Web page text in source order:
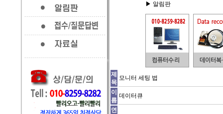
▶ 알림판
제
목
모니터 세팅 법
이
름
데이터큐
연